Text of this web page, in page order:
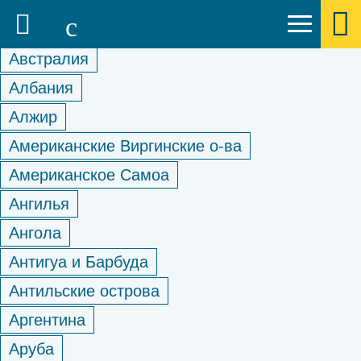
Австралия
Албания
Алжир
Американские Виргинские о-ва
Американское Самоа
Ангилья
Ангола
Антигуа и Барбуда
Антильские острова
Аргентина
Аруба